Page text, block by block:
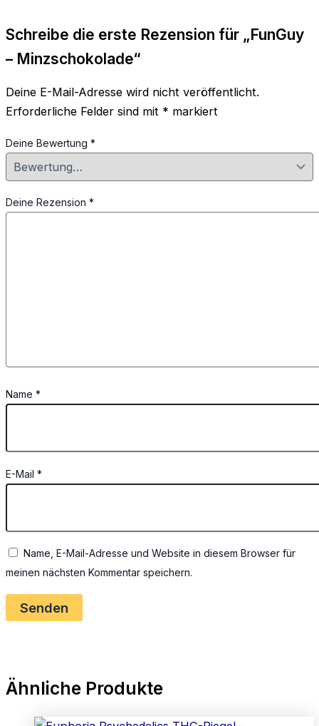
Schreibe die erste Rezension für „FunGuy
– Minzschokolade“
Deine E-Mail-Adresse wird nicht veröffentlicht.
Erforderliche Felder sind mit * markiert
Deine Bewertung *
Deine Rezension *
Name *
E-Mail *
Name, E-Mail-Adresse und Website in diesem Browser für
meinen nächsten Kommentar speichern.
Ähnliche Produkte